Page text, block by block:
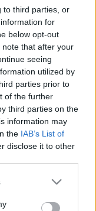
to third parties, or
for
below opt-out
that after your
seeing
utilized by
parties prior to
of the further
third parties on the
information may
the IAB’s List of
disclose it to other
or more Google
You may click to
Tras practicarle
y tercer
baja entre 6 y 8
un Akapo que ha
Iza Carcelén
en la que el
de Mallorca o
si el Mallorca
y el Granada